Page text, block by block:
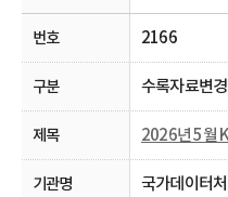
2166
수록자료변경
국가데이터처